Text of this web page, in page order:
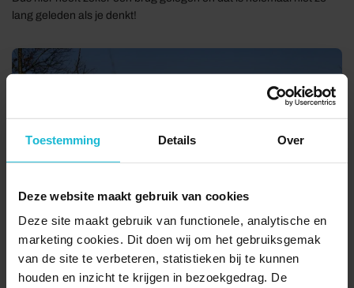
Toestemming Details Over
Deze website maakt gebruik van cookies
Deze site maakt gebruik van functionele, analytische en
marketing cookies. Dit doen wij om het gebruiksgemak
van de site te verbeteren, statistieken bij te kunnen
houden en inzicht te krijgen in bezoekgedrag. De
lang geleden als je denkt!